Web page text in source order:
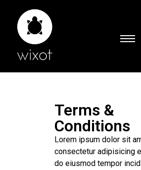
Terms &
Conditions
Lorem ipsum dolor sit
consectetur adipisicing
do eiusmod tempor